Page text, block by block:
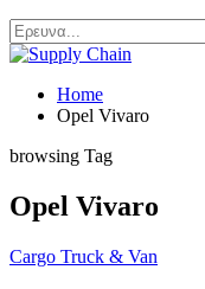
Home
Opel Vivaro
browsing Tag
Opel Vivaro
Cargo Truck & Van